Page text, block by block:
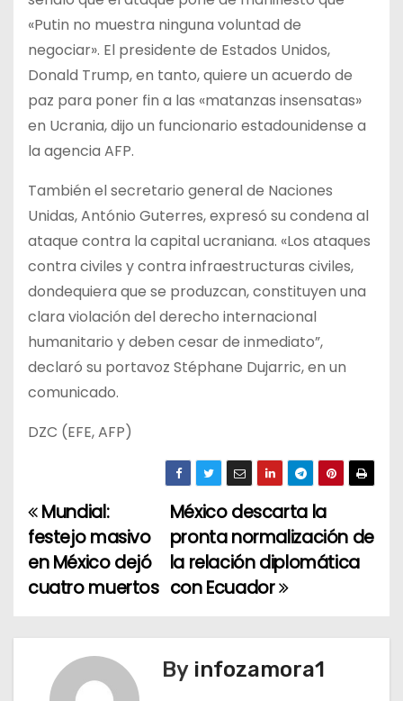
«Putin no muestra ninguna voluntad de
negociar». El presidente de Estados Unidos,
Donald Trump, en tanto, quiere un acuerdo de
paz para poner fin a las «matanzas insensatas»
en Ucrania, dijo un funcionario estadounidense a
la agencia AFP.
También el secretario general de Naciones
Unidas, António Guterres, expresó su condena al
ataque contra la capital ucraniana. «Los ataques
contra civiles y contra infraestructuras civiles,
dondequiera que se produzcan, constituyen una
clara violación del derecho internacional
humanitario y deben cesar de inmediato”,
declaró su portavoz Stéphane Dujarric, en un
comunicado.
DZC (EFE, AFP)
N
a
v
e
México descarta la
pronta normalización de
la relación diplomática
con Ecuador
Mundial:
festejo masivo
en México dejó
cuatro muertos
By infozamora1